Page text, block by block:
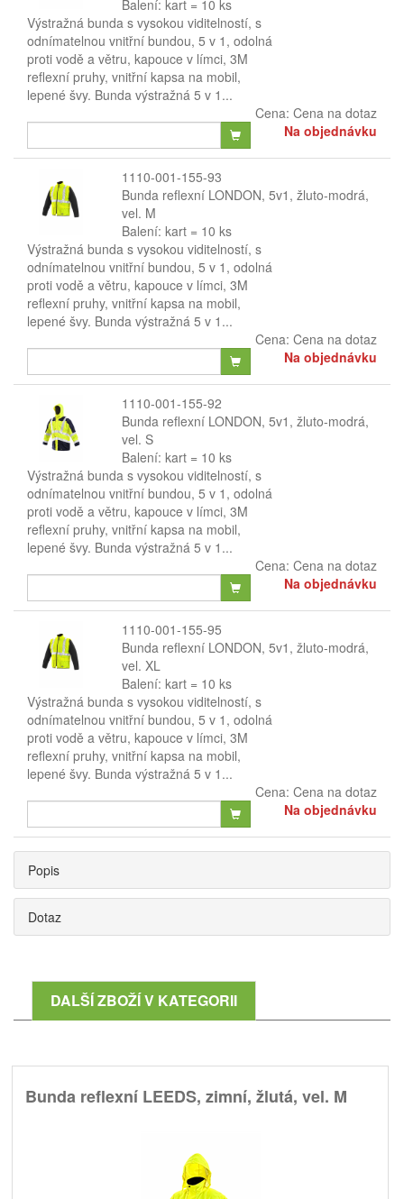
Balení: kart = 10 ks
Výstražná bunda s vysokou viditelností, s
odnímatelnou vnitřní bundou, 5 v 1, odolná
proti vodě a větru, kapouce v límci, 3M
reflexní pruhy, vnitřní kapsa na mobil,
lepené švy. Bunda výstražná 5 v 1...
Cena: Cena na dotaz
Na objednávku
1110-001-155-93
Bunda reflexní LONDON, 5v1, žluto-modrá,
vel. M
Balení: kart = 10 ks
Výstražná bunda s vysokou viditelností, s
odnímatelnou vnitřní bundou, 5 v 1, odolná
proti vodě a větru, kapouce v límci, 3M
reflexní pruhy, vnitřní kapsa na mobil,
lepené švy. Bunda výstražná 5 v 1...
Cena: Cena na dotaz
Na objednávku
1110-001-155-92
Bunda reflexní LONDON, 5v1, žluto-modrá,
vel. S
Balení: kart = 10 ks
Výstražná bunda s vysokou viditelností, s
odnímatelnou vnitřní bundou, 5 v 1, odolná
proti vodě a větru, kapouce v límci, 3M
reflexní pruhy, vnitřní kapsa na mobil,
lepené švy. Bunda výstražná 5 v 1...
Cena: Cena na dotaz
Na objednávku
1110-001-155-95
Bunda reflexní LONDON, 5v1, žluto-modrá,
vel. XL
Balení: kart = 10 ks
Výstražná bunda s vysokou viditelností, s
odnímatelnou vnitřní bundou, 5 v 1, odolná
proti vodě a větru, kapouce v límci, 3M
reflexní pruhy, vnitřní kapsa na mobil,
lepené švy. Bunda výstražná 5 v 1...
Cena: Cena na dotaz
Na objednávku
Popis
Dotaz
DALŠÍ ZBOŽÍ V KATEGORII
Bunda reflexní LEEDS, zimní, žlutá, vel. M